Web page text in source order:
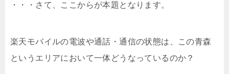
・・・さて、ここからが本題となります。
楽天モバイルの電波や通話・通信の状態は、この青森
というエリアにおいて一体どうなっているのか？